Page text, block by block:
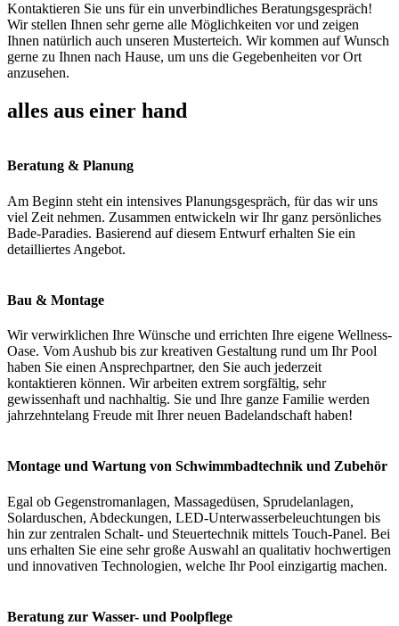
Kontaktieren Sie uns für ein unverbindliches Beratungsgespräch!
Wir stellen Ihnen sehr gerne alle Möglichkeiten vor und zeigen
Ihnen natürlich auch unseren Musterteich. Wir kommen auf Wunsch
gerne zu Ihnen nach Hause, um uns die Gegebenheiten vor Ort
anzusehen.
alles aus einer hand
Beratung & Planung
Am Beginn steht ein intensives Planungsgespräch, für das wir uns
viel Zeit nehmen. Zusammen entwickeln wir Ihr ganz persönliches
Bade-Paradies. Basierend auf diesem Entwurf erhalten Sie ein
detailliertes Angebot.
Bau & Montage
Wir verwirklichen Ihre Wünsche und errichten Ihre eigene Wellness-
Oase. Vom Aushub bis zur kreativen Gestaltung rund um Ihr Pool
haben Sie einen Ansprechpartner, den Sie auch jederzeit
kontaktieren können. Wir arbeiten extrem sorgfältig, sehr
gewissenhaft und nachhaltig. Sie und Ihre ganze Familie werden
jahrzehntelang Freude mit Ihrer neuen Badelandschaft haben!
Montage und Wartung von Schwimmbadtechnik und Zubehör
Egal ob Gegenstromanlagen, Massagedüsen, Sprudelanlagen,
Solarduschen, Abdeckungen, LED-Unterwasserbeleuchtungen bis
hin zur zentralen Schalt- und Steuertechnik mittels Touch-Panel. Bei
uns erhalten Sie eine sehr große Auswahl an qualitativ hochwertigen
und innovativen Technologien, welche Ihr Pool einzigartig machen.
Beratung zur Wasser- und Poolpflege